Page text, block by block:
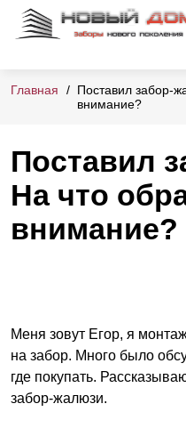
Главная
Поставил забор-
внимание?
Поставил
На что
внимание?
Меня зовут Егор, я
на забор. Много было
где покупать.
забор-жалюзи.